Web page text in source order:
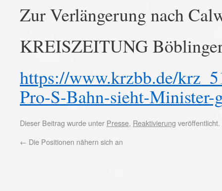
Zur Verlängerung nach
KREISZEITUNG
https://www.krzbb.de/
Pro-S-Bahn-sieht-Minister-
Dieser Beitrag wurde unter Presse, Reaktivierung
← Die Positionen nähern sich an